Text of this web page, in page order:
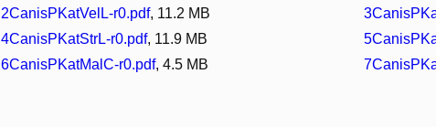
2CanisPKatVelL-r0.pdf, 11.2 MB
4CanisPKatStrL-r0.pdf, 11.9 MB
6CanisPKatMalC-r0.pdf, 4.5 MB